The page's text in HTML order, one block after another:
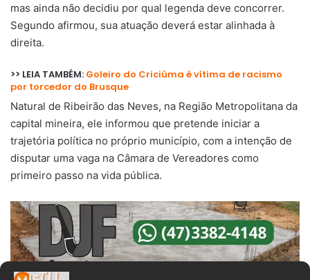
mas ainda não decidiu por qual legenda deve concorrer.
Segundo afirmou, sua atuação deverá estar alinhada à
direita.
>> LEIA TAMBÉM: Goleiro do Criciúma é vítima de racismo
por torcedor do Brusque
Natural de Ribeirão das Neves, na Região Metropolitana da
capital mineira, ele informou que pretende iniciar a
trajetória política no próprio município, com a intenção de
disputar uma vaga na Câmara de Vereadores como
primeiro passo na vida pública.